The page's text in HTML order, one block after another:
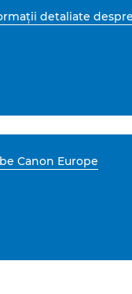
detaliate
Canon Europe